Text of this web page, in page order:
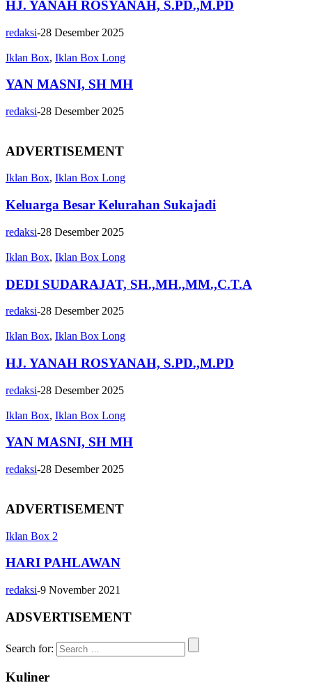
HJ. YANAH ROSYANAH, S.PD.,M.PD
redaksi-28 Desember 2025
Iklan Box, Iklan Box Long
YAN MASNI, SH MH
redaksi-28 Desember 2025
ADVERTISEMENT
Iklan Box, Iklan Box Long
Keluarga Besar Kelurahan Sukajadi
redaksi-28 Desember 2025
Iklan Box, Iklan Box Long
DEDI SUDARAJAT, SH.,MH.,MM.,C.T.A
redaksi-28 Desember 2025
Iklan Box, Iklan Box Long
HJ. YANAH ROSYANAH, S.PD.,M.PD
redaksi-28 Desember 2025
Iklan Box, Iklan Box Long
YAN MASNI, SH MH
redaksi-28 Desember 2025
ADVERTISEMENT
Iklan Box 2
HARI PAHLAWAN
redaksi-9 November 2021
ADSVERTISEMENT
Search for:
Kuliner